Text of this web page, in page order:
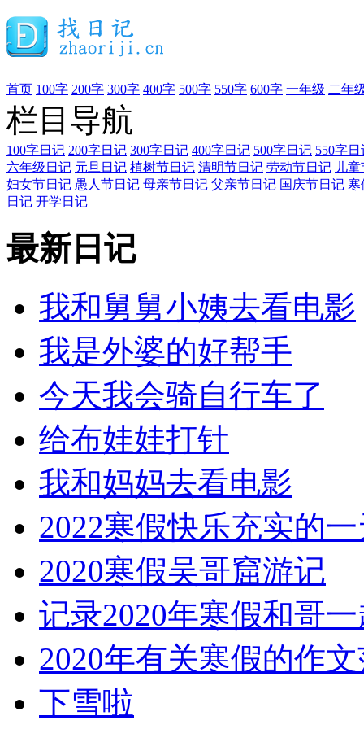
首页 100字 200字 300字 400字 500字 550字 600字 一年级 二年
栏目导航
100字日记 200字日记 300字日记 400字日记 500字日记 550字日
六年级日记 元旦日记 植树节日记 清明节日记 劳动节日记 儿
妇女节日记 愚人节日记 母亲节日记 父亲节日记 国庆节日记 寒
日记 开学日记
最新日记
我和舅舅小姨去看电影
我是外婆的好帮手
今天我会骑自行车了
给布娃娃打针
我和妈妈去看电影
2022寒假快乐充实的
2020寒假吴哥窟游记
记录2020年寒假和哥
2020年有关寒假的作
下雪啦